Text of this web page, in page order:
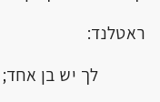
ראטלנד:
לך יש בן אחד;